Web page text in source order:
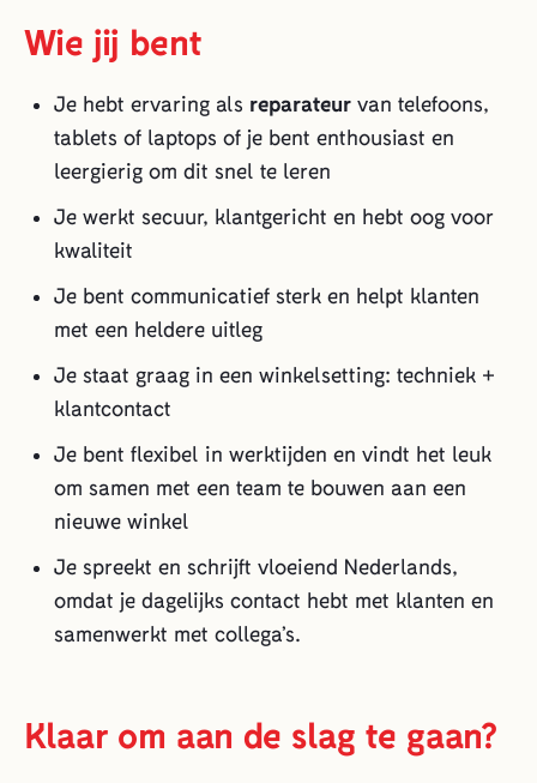
Wie jij bent
Je hebt ervaring als reparateur van telefoons,
tablets of laptops of je bent enthousiast en
leergierig om dit snel te leren
Je werkt secuur, klantgericht en hebt oog voor
kwaliteit
Je bent communicatief sterk en helpt klanten
met een heldere uitleg
Je staat graag in een winkelsetting: techniek +
klantcontact
Je bent flexibel in werktijden en vindt het leuk
om samen met een team te bouwen aan een
nieuwe winkel
Je spreekt en schrijft vloeiend Nederlands,
omdat je dagelijks contact hebt met klanten en
samenwerkt met collega’s.
Klaar om aan de slag te gaan?